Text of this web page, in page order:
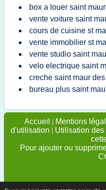
box a louer saint
vente voiture saint
cours de cuisine st
vente immobilier st
vente studio saint
velo electrique saint
creche saint maur
bureau plus saint
Accueil | Mentions
d'utilisation | Utilisation des
Pour ajouter ou